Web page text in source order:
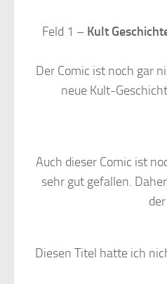
Feld 1 – Kult
Der Comic ist noch gar
neue Kult-
Auch dieser Comic ist
sehr gut gefallen.
Diesen Titel hatte ich